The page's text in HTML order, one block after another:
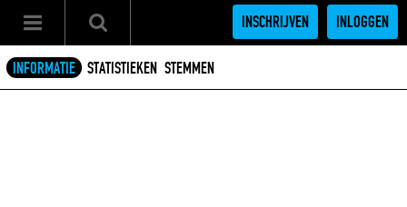
INSCHRIJVEN INLOGGEN
INFORMATIE STATISTIEKEN STEMMEN